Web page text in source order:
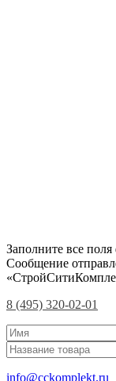
Заполните все
Сообщение
8 (495) 320-02-01
info@cckomplekt.ru